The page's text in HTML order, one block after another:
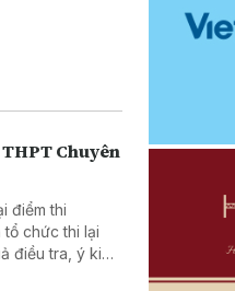
Chuyên
điểm thi
chức thi lại
điều tra, ý kiến